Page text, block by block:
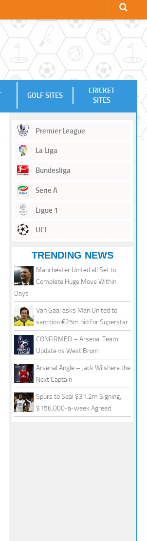
GOLF SITES
CRICKET
SITES
Premier League
La Liga
Bundesliga
Serie A
Ligue 1
UCL
TRENDING NEWS
Manchester United all Set to
Complete Huge Move Within
Days
Van Gaal asks Man United to
sanction €25m bid for Superstar
CONFIRMED – Arsenal Team
Update vs West Brom
Arsenal Angle – Jack Wilshere the
Next Captain
Spurs to Seal $31.2m Signing,
$156,000-a-week Agreed